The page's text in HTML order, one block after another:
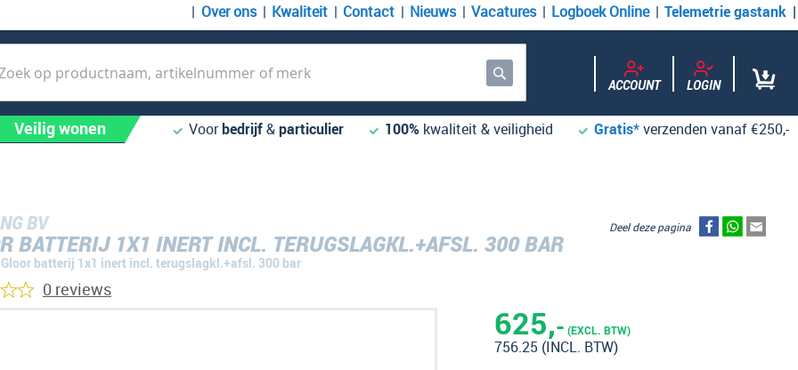
Over ons Kwaliteit Contact Nieuws Vacatures Logboek Online Telemetrie gastank
Zoek ACCOUNT LOGIN
Veilig wonen Voorbedrijf&particulier 100% kwaliteit & veiligheid Gratis*verzenden vanaf €250,-
BV
BATTERIJ 1X1 INERT INCL. TERUGSLAGKL.+AFSL. 300 BAR
Gloor batterij 1x1 inert incl. terugslagkl.+afsl. 300 bar
625,- (EXCL. BTW)
756.25 (INCL. BTW)
Deel deze pagina
0 reviews